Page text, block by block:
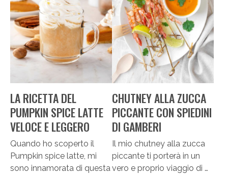
LA RICETTA DEL
PUMPKIN SPICE LATTE
VELOCE E LEGGERO
Quando ho scoperto il
Pumpkin spice latte, mi
sono innamorata di questa
CHUTNEY ALLA ZUCCA
PICCANTE CON SPIEDINI
DI GAMBERI
Il mio chutney alla zucca
piccante ti porterà in un
vero e proprio viaggio di …